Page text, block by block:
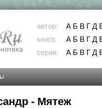
автор: А Б В Г Д
книга:
А Б В Г Д
серия:
А Б В Г Д
- Мятеж